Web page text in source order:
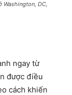
Washington, DC,
ngay từ
được điều
cách khiến